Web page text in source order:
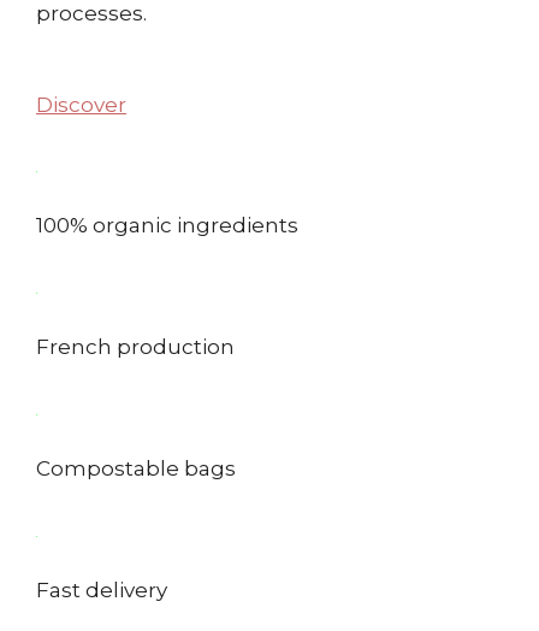
processes.
Discover
100% organic ingredients
French production
Compostable bags
Fast delivery